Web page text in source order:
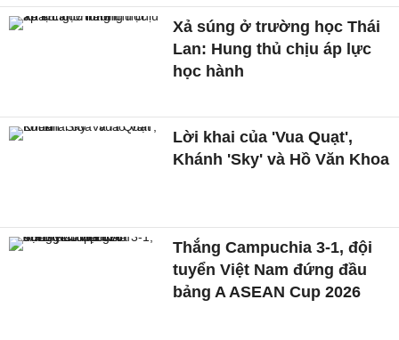
Xả súng ở trường học Thái
Lan: Hung thủ chịu áp lực
học hành
Lời khai của 'Vua Quạt',
Khánh 'Sky' và Hồ Văn Khoa
Thắng Campuchia 3-1, đội
tuyển Việt Nam đứng đầu
bảng A ASEAN Cup 2026